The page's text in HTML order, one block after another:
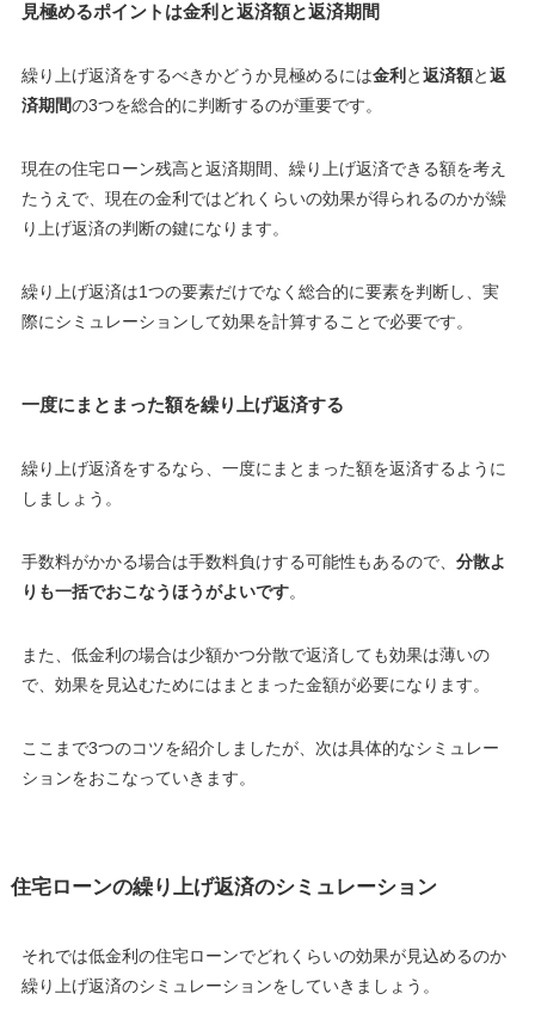
見極めるポイントは金利と返済額と返済期間
繰り上げ返済をするべきかどうか見極めるには金利 と返済額と返
済期間の3つを総合的に判断するのが重要です。
現在の住宅ローン残高と返済期間、繰り上げ返済できる額を考え
たうえで、現在の金利ではどれくらいの効果が得られるのかが繰
り上げ返済の判断の鍵になります。
繰り上げ返済は1つの要素だけでなく総合的に要素を判断し、実
際にシミュレーションして効果を計算することで必要です。
一度にまとまった額を繰り上げ返済する
繰り上げ返済をするなら、一度にまとまった額を返済するように
しましょう。
手数料がかかる場合は手数料負けする可能性もあるので、 分散よ
りも一括でおこなうほうがよいです。
また、 低金利の場合は少額かつ分散で返済しても効果は薄いの
で、 効果を見込むためにはまとまった金額が必要になります。
ここまで3つのコツを紹介しましたが、次は具体的なシミュレー
ションをおこなっていきます。
住宅ローンの繰り上げ返済のシミュレーション
それでは低金利の住宅ローンでどれくらいの効果が見込めるのか
繰り上げ返済のシミュレーションをしていきましょう。